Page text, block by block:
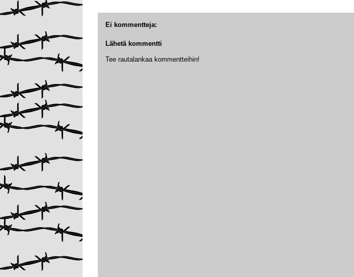
Ei kommentteja:
Lähetä kommentti
Tee rautalankaa kommentteihin!